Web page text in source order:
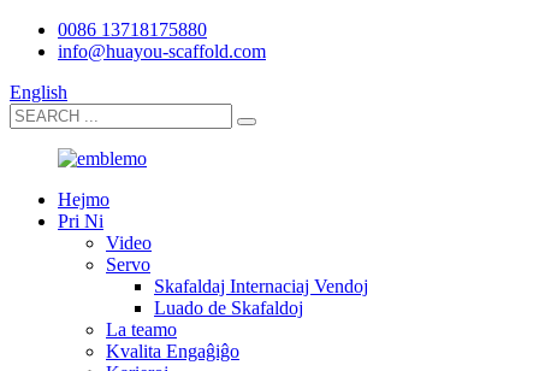
0086 13718175880
info@huayou-scaffold.com
English
Hejmo
Pri Ni
Video
Servo
Skafaldaj Internaciaj Vendoj
Luado de Skafaldoj
La teamo
Kvalita Engaĝiĝo